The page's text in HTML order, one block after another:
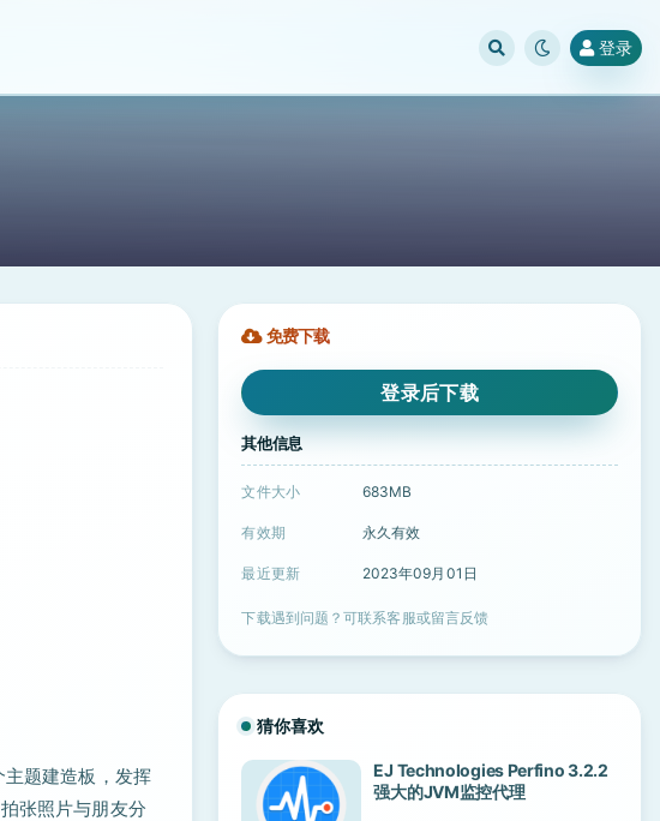
登录
题建造板，发挥
张照片与朋友分
免费下载
登录后下载
其他信息
文件大小 683MB
有效期 永久有效
最近更新 2023年09月01日
下载遇到问题？可联系客服或留言反馈
猜你喜欢
EJ Technologies Perfino 3.2.2
强大的JVM监控代理